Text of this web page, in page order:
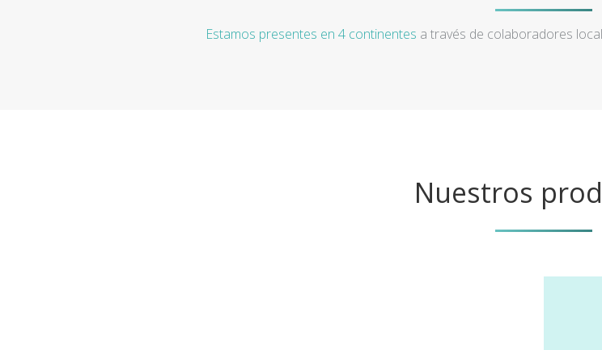
Estamos presentes en 4 continentes a través de colaboradores
Nuestros